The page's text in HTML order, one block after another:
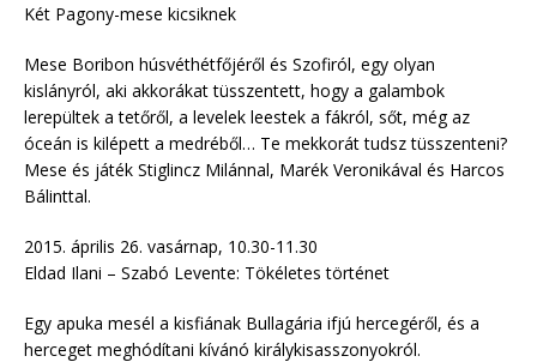
Két Pagony-mese kicsiknek
Mese Boribon húsvéthétfőjéről és Szofiról, egy olyan
kislányról, aki akkorákat tüsszentett, hogy a galambok
lerepültek a tetőről, a levelek leestek a fákról, sőt, még az
óceán is kilépett a medréből… Te mekkorát tudsz tüsszenteni?
Mese és játék Stiglincz Milánnal, Marék Veronikával és Harcos
Bálinttal.
2015. április 26. vasárnap, 10.30-11.30
Eldad Ilani – Szabó Levente: Tökéletes történet
Egy apuka mesél a kisfiának Bullagária ifjú hercegéről, és a
herceget meghódítani kívánó királykisasszonyokról.